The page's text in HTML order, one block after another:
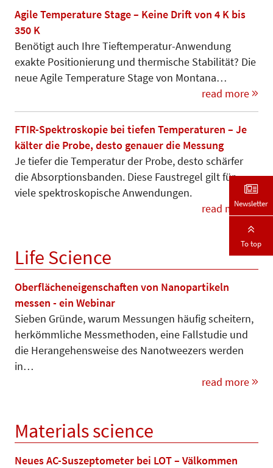
Agile Temperature Stage – Keine Drift von 4 K bis
350 K
Benötigt auch Ihre Tieftemperatur-An­wendung
exakte Positionierung und thermische Stabilität? Die
neue Agile Temperature Stage von Mon­tana…
read more
FTIR-Spektroskopie bei tiefen Temperaturen – Je
kälter die Probe, desto genauer die Messung
Je tiefer die Temperatur der Pro­be, desto schärfer
die Absorp­tions­ban­den. Diese Faustregel gilt für
viele spektroskopische Anwendungen.
read more
Life Science
Oberflächeneigenschaften von Nanopartikeln
messen - ein Webinar
Sieben Gründe, warum Messungen häufig scheitern,
herkömmliche Mess­­methoden, eine Fallstudie und
die Heran­ge­hens­weise des Na­notwee­zers werden
in…
read more
Materials science
Neues AC-Suszeptometer bei LOT – Välkommen
Newsletter
To top